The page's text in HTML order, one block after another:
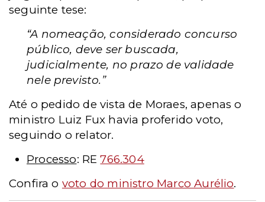
seguinte tese:
“A nomeação, considerado concurso
público, deve ser buscada,
judicialmente, no prazo de validade
nele previsto.”
Até o pedido de vista de Moraes, apenas o
ministro Luiz Fux havia proferido voto,
seguindo o relator.
Processo: RE766.304
Confira o voto do ministro Marco Aurélio.